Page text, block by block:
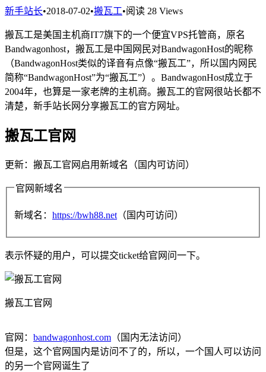
新手站长•2018-07-02•搬瓦工•阅读 28 Views
搬瓦工是美国主机商IT7旗下的一个便宜VPS托管商，原名
Bandwagonhost，搬瓦工是中国网民对BandwagonHost的昵称
（BandwagonHost类似的译音有点像“搬瓦工”，所以国内网民
简称“BandwagonHost”为“搬瓦工”）。BandwagonHost成立于
2004年，也算是一家老牌的主机商。搬瓦工的官网很站长都不
清楚，新手站长网分享搬瓦工的官方网址。
搬瓦工官网
更新：搬瓦工官网启用新域名（国内可访问）
官网新域名
新域名： https://bwh88.net （国内可访问）
表示怀疑的用户，可以提交ticket给官网问一下。
搬瓦工官网
官网： bandwagonhost.com （国内无法访问）
但是，这个官网国内是访问不了的，所以，一个国人可以访问
的另一个官网诞生了